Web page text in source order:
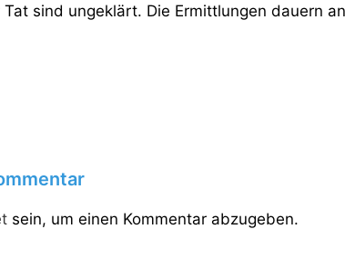
sind ungeklärt. Die Ermittlungen dauern
sein, um einen Kommentar abzugeben.